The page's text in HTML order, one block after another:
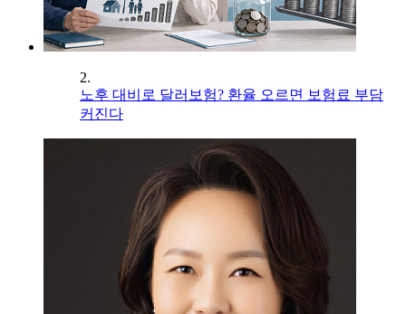
2.
노후 대비로 달러보험? 환율 오르면 보험료 부담
커진다